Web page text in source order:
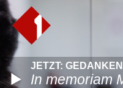
JETZT: GEDANKEN
In memoriam